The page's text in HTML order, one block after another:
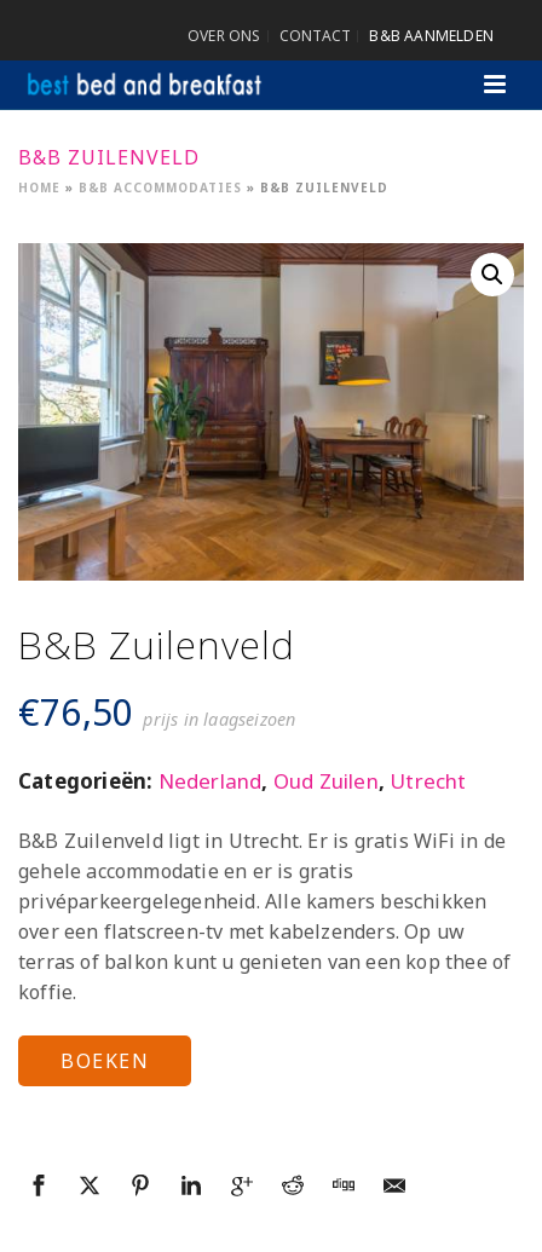
OVER ONS CONTACT B&B AANMELDEN
B&B ZUILENVELD
HOME » B&B ACCOMMODATIES » B&B ZUILENVELD
B&B Zuilenveld
€76,50 prijs in laagseizoen
Categorieën: Nederland, Oud Zuilen, Utrecht
B&B Zuilenveld ligt in Utrecht. Er is gratis WiFi in de
gehele accommodatie en er is gratis
privéparkeergelegenheid. Alle kamers beschikken
over een flatscreen-tv met kabelzenders. Op uw
terras of balkon kunt u genieten van een kop thee of
koffie.
BOEKEN